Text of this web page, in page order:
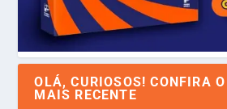
OLÁ, CURIOSOS! CONFIRA
MAIS RECENTE